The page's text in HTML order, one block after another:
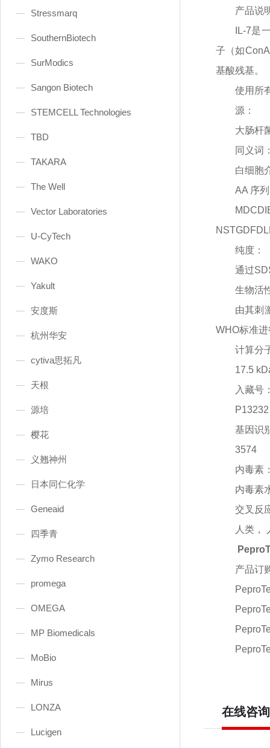
Stressmarq
SouthernBiotech
SurModics
Sangon Biotech
STEMCELL Technologies
TBD
TAKARA
The Well
Vector Laboratories
U-CyTech
WAKO
Yakult
安度斯
杭州华安
cytiva思拓凡
天根
源培
樱花
义翘神州
日本同仁化学
Geneaid
四季青
Zymo Research
promega
OMEGA
MP Biomedicals
MoBio
Mirus
LONZA
Lucigen
产品说
IL-7是
子（如
基酸残基。
使用所
源：
大肠杆
同义词
白细胞
AA 序
纯度：
通过
生物活
由其刺
WHO标准
计算分
17.5
入藏号
P13232
基因识
3574
内毒素
内毒素
交叉反
人类，
产品订
在线咨询